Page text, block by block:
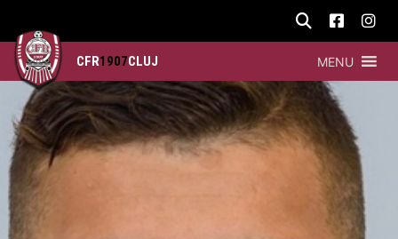
CFR1907CLUJ MENU